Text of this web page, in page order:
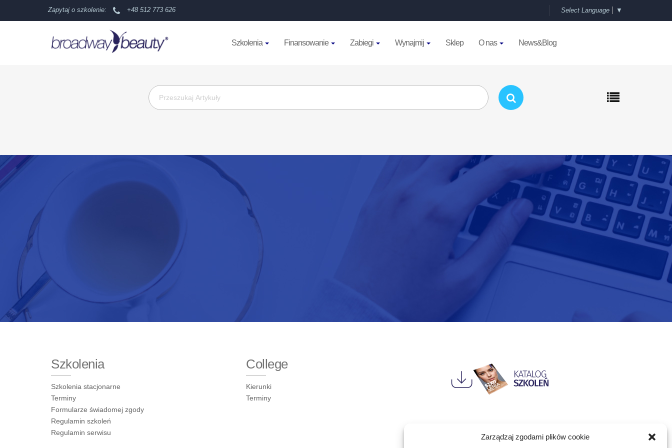
Zarządzaj zgodami plików cookie
Zapytaj o szkolenie: +48 512 773 626 Select Language ▼
Szkolenia Finansowanie Zabiegi Wynajmij Sklep O nas News&Blog
Szkolenia
Szkolenia stacjonarne
Terminy
Formularze świadomej zgody
Regulamin szkoleń
Regulamin serwisu
College
Kierunki
Terminy